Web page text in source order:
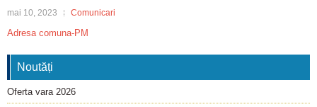
mai 10, 2023 Comunicari
Adresa comuna-PM
Noutăți
Oferta vara 2026